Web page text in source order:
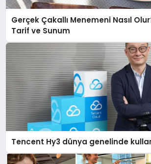
Gerçek Çakallı Menemeni Nasıl
Tarif ve Sunum
Tencent Hy3 dünya genelinde